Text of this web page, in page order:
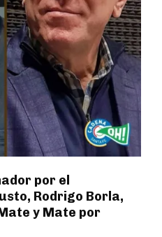
por el
Rodrigo Borla,
y Mate por